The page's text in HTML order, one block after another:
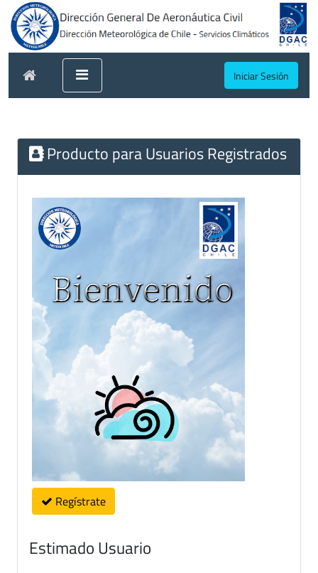
Iniciar Sesión
Producto para Usuarios Registrados
Regístrate
Estimado Usuario